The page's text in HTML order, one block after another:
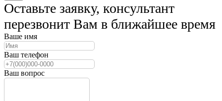
Оставьте заявку, консультант
перезвонит Вам в ближайшее время
Ваше имя
Ваш телефон
Ваш вопрос